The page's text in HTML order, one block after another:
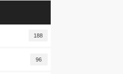
188
96